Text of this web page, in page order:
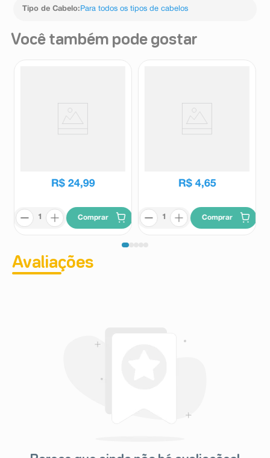
Tipo de Cabelo: Para todos os tipos de cabelos
Você também pode gostar
R$ 24,99
Comprar
R$ 4,65
Comprar
Avaliações